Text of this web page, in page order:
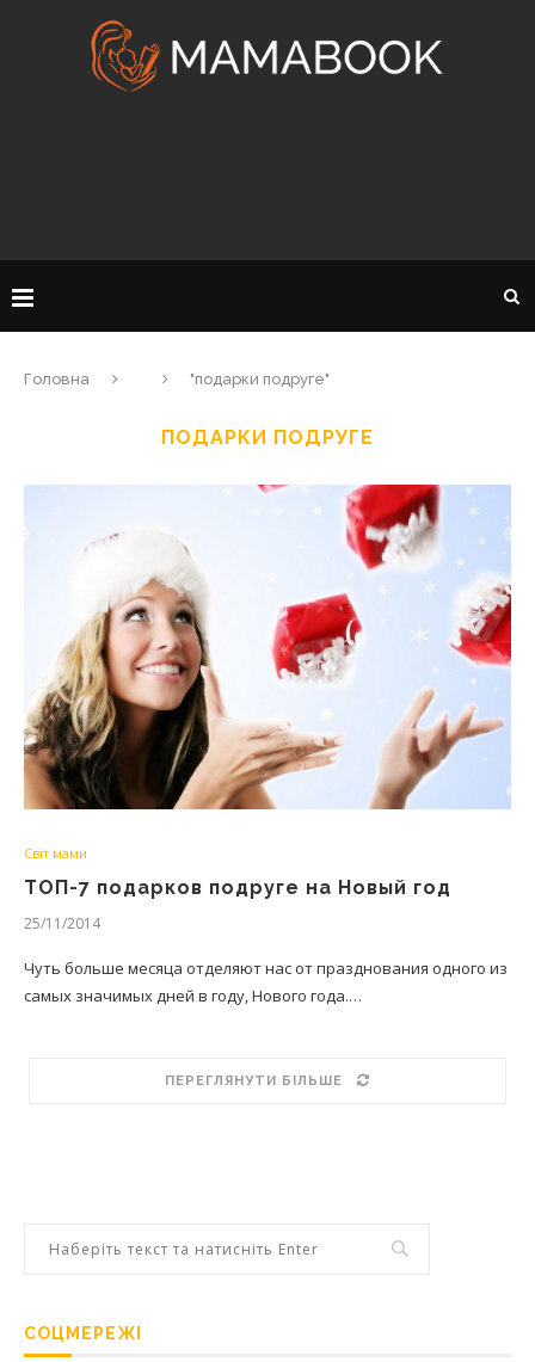
Головна "подарки подруге"
ПОДАРКИ ПОДРУГЕ
Світ мами
ТОП-7 подарков подруге на Новый год
25/11/2014
Чуть больше месяца отделяют нас от празднования одного из
самых значимых дней в году, Нового года.…
ПЕРЕГЛЯНУТИ БІЛЬШЕ
СОЦМЕРЕЖІ